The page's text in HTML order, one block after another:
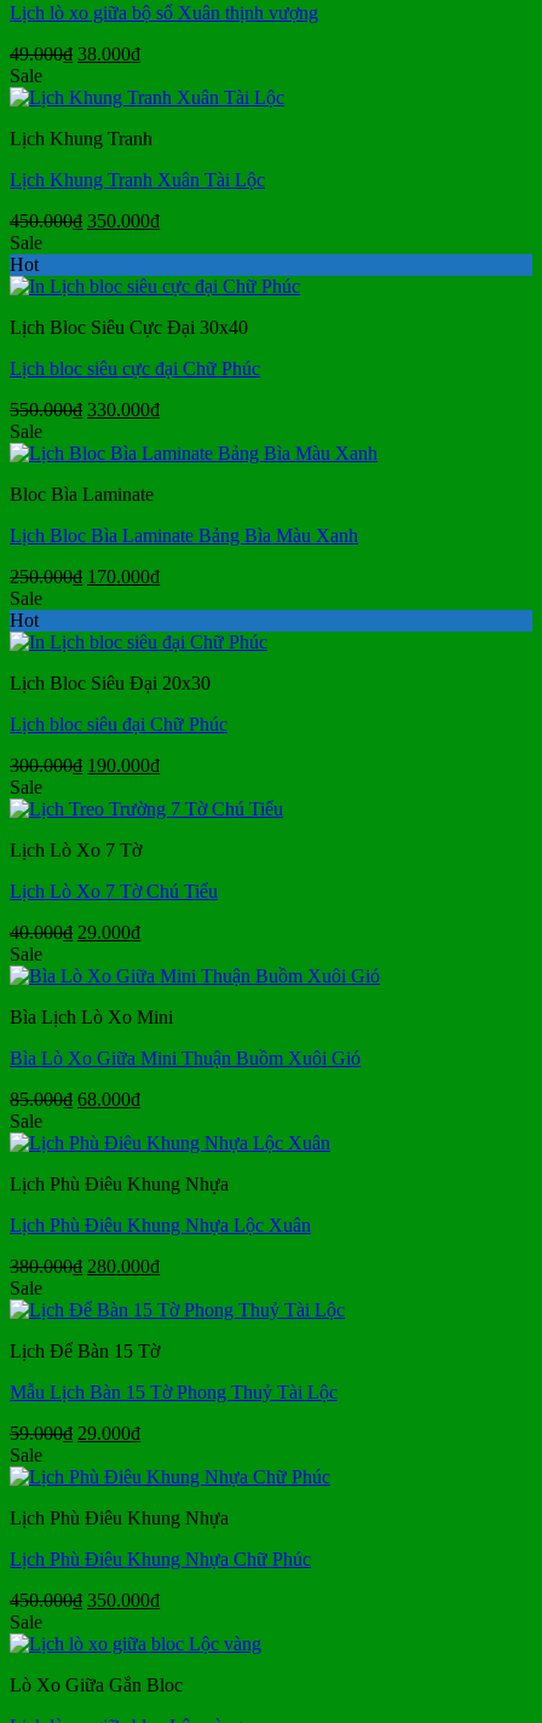
Lịch lò xo giữa bộ số Xuân thịnh vượng
49.000₫ Giá
là:
38.000₫Giá
tại
38.000₫.
Sale
Lịch Khung Tranh
Lịch Khung Tranh Xuân Tài Lộc
450.000₫ Giá
450.000₫.
350.000₫Giá
là:
Sale
Hot
Lịch Bloc Siêu Cực Đại 30x40
Lịch bloc siêu cực đại Chữ Phúc
550.000₫ Giá
là:
330.000₫Giá
tại
Sale
Bloc Bìa Laminate
Lịch Bloc Bìa Laminate Bảng Bìa Màu Xanh
250.000₫ Giá
250.000₫.
170.000₫Giá
là:
Sale
Hot
Lịch Bloc Siêu Đại 20x30
Lịch bloc siêu đại Chữ Phúc
300.000₫ Giá
là:
190.000₫Giá
tại
Sale
Lịch Lò Xo 7 Tờ
Lịch Lò Xo 7 Tờ Chú Tiểu
40.000₫ Giá
là:
29.000₫Giá
tại
29.000₫.
Sale
Bìa Lịch Lò Xo Mini
Bìa Lò Xo Giữa Mini Thuận Buồm Xuôi Gió
85.000₫ Giá
là:
68.000₫Giá
tại
68.000₫.
Sale
Lịch Phù Điêu Khung Nhựa
Lịch Phù Điêu Khung Nhựa Lộc Xuân
380.000₫ Giá
là:
280.000₫Giá
tại
280.000₫.
Sale
Lịch Để Bàn 15 Tờ
Mẫu Lịch Bàn 15 Tờ Phong Thuỷ Tài Lộc
59.000₫ Giá
là:
29.000₫Giá
tại
29.000₫.
Sale
Lịch Phù Điêu Khung Nhựa
Lịch Phù Điêu Khung Nhựa Chữ Phúc
450.000₫ Giá
là:
350.000₫Giá
tại
350.000₫.
Sale
Lò Xo Giữa Gắn Bloc